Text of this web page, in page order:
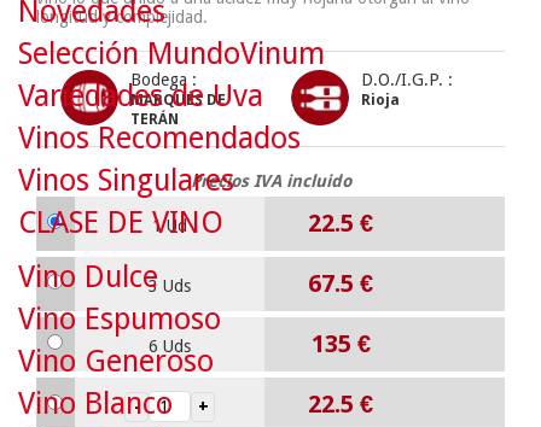
longitud y complejidad.
Bodega :
MARQUÉS DE
TERÁN
D.O./I.G.P. :
Rioja
Precios IVA incluido
1 Ud 22.5 €
3 Uds 67.5 €
6 Uds 135 €
22.5 €
Novedades
Selección MundoVinum
Variedades de Uva
Vinos Recomendados
Vinos Singulares
CLASE DE VINO
Vino Dulce
Vino Espumoso
Vino Generoso
Vino Blanco